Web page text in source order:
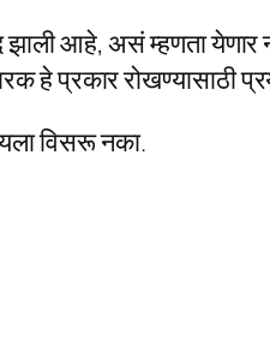
झाली आहे, असं म्हणता
हे प्रकार रोखण्यासाठी
विसरू नका.